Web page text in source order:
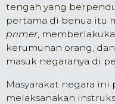
tengah yang
pertama di benua itu
primer,
kerumunan orang,
masuk negaranya di
Masyarakat negara
melaksanakan